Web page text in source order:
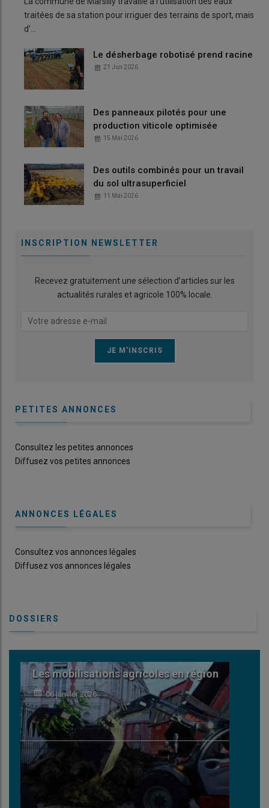
traitées de sa station pour irriguer des terrains de sport, mais
d'…
Le désherbage robotisé prend racine
21 Jun 2026
Des panneaux pilotés pour une
production viticole optimisée
15 Mai 2026
Des outils combinés pour un travail
du sol ultrasuperficiel
11 Mai 2026
INSCRIPTION NEWSLETTER
Recevez gratuitement une sélection d’articles sur les
actualités rurales et agricole 100% locale.
PETITES ANNONCES
Consultez les petites annonces
Diffusez vos petites annonces
ANNONCES LÉGALES
Consultez vos annonces légales
Diffusez vos annonces légales
DOSSIERS
en région
Calendrier de l'avent des
agricoles et ruraux du
Charentes
01 décembre 2025